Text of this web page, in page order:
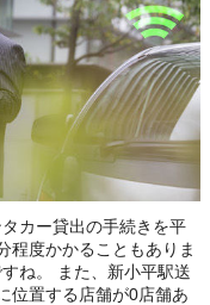
カー貸出の手続きを平
程度かかることもありま
ね。 また、新小平駅送
位置する店舗が0店舗あ